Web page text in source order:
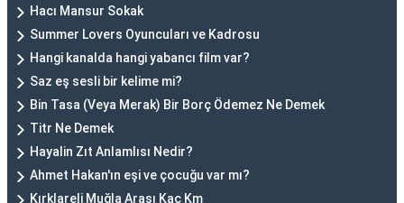
Hacı Mansur Sokak
Summer Lovers Oyuncuları ve Kadrosu
Hangi kanalda hangi yabancı film var?
Saz eş sesli bir kelime mi?
Bin Tasa (Veya Merak) Bir Borç Ödemez Ne Demek
Titr Ne Demek
Hayalin Zıt Anlamlısı Nedir?
Ahmet Hakan'ın eşi ve çocuğu var mı?
Kırklareli Muğla Arası Kaç Km